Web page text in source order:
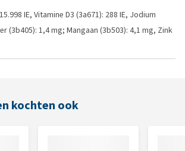
IE, Vitamine D3 (3a671): 288 IE, Jodium
(3b405): 1,4 mg; Mangaan (3b503): 4,1 mg, Zink
kochten ook